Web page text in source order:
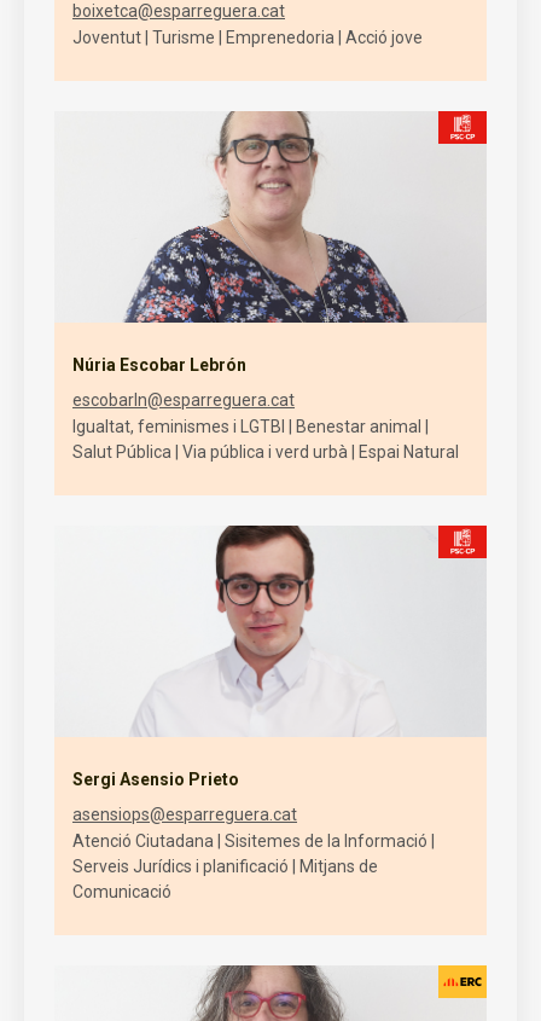
boixetca@esparreguera.cat
Joventut | Turisme | Emprenedoria | Acció jove
Núria Escobar Lebrón
escobarln@esparreguera.cat
Igualtat, feminismes i LGTBI | Benestar animal |
Salut Pública | Via pública i verd urbà | Espai Natural
Sergi Asensio Prieto
asensiops@esparreguera.cat
Atenció Ciutadana | Sisitemes de la Informació |
Serveis Jurídics i planificació | Mitjans de
Comunicació